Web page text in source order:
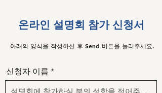
온라인 설명회 참가 신청서
아래의 양식을 작성하신 후 Send 버튼을 눌러주세요.
신청자 이름